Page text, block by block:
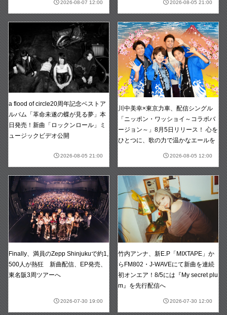
2026-08-07 12:00 2026-08-05 21:00
a flood of circle20周年記念ベストア
ルバム「革命未遂の蝶が見る夢」本
日発売！新曲「ロックンロール」ミ
ュージックビデオ公開
2026-08-05 21:00
川中美幸×東京力車、配信シングル
「ニッポン・ワッショイ～コラボバ
ージョン～」8月5日リリース！ 心を
ひとつに、歌の力で温かなエールを
2026-08-05 12:00
Finally、満員のZepp Shinjukuで約1,
500人が熱狂 新曲配信、EP発売、
東名阪3周ツアーへ
2026-07-30 19:00
竹内アンナ、新E.P「MIXTAPE」か
らFM802・J-WAVEにて新曲を連続
初オンエア！8/5には『My secret plu
m』を先行配信へ
2026-07-30 12:00